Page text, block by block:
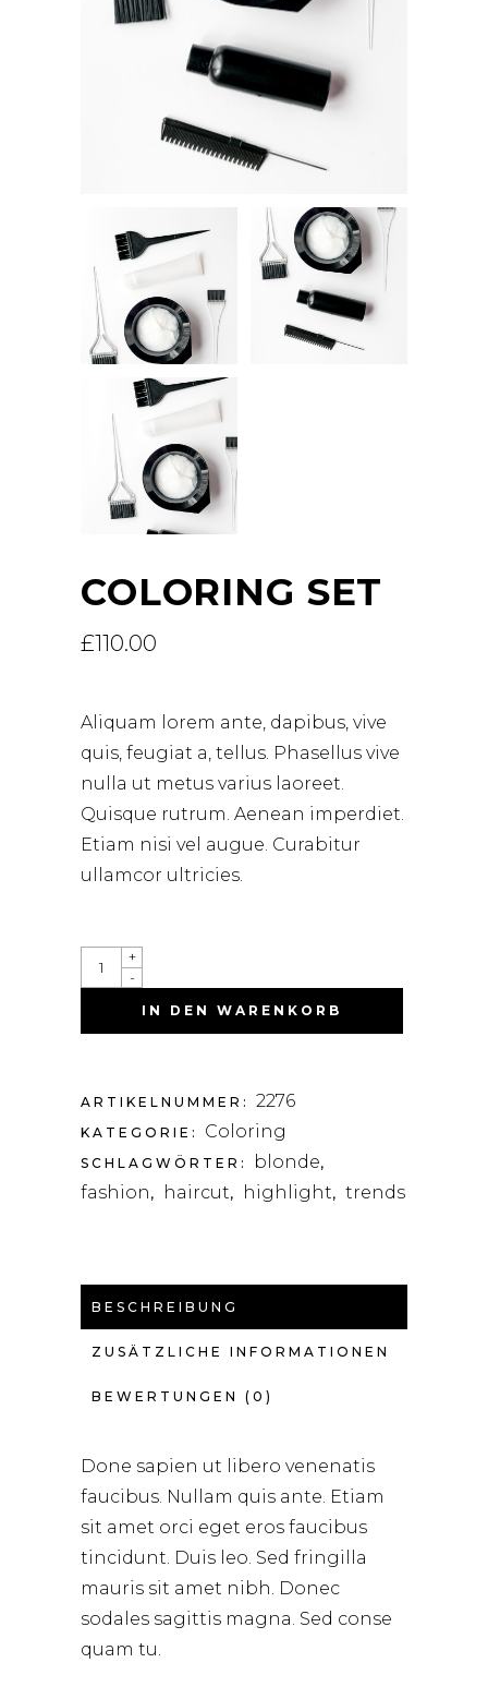
COLORING SET
£110.00
Aliquam lorem ante, dapibus, vive
quis, feugiat a, tellus. Phasellus vive
nulla ut metus varius laoreet.
Quisque rutrum. Aenean imperdiet.
Etiam nisi vel augue. Curabitur
ullamcor ultricies.
COLORING
SET
QUANTITY
-
+
IN DEN WARENKORB
ARTIKELNUMMER: 2276
KATEGORIE: Coloring
SCHLAGWÖRTER: blonde,
fashion , haircut, highlight, trends
BESCHREIBUNG
ZUSÄTZLICHE INFORMATIONEN
BEWERTUNGEN (0)
Done sapien ut libero venenatis
faucibus. Nullam quis ante. Etiam
sit amet orci eget eros faucibus
tincidunt. Duis leo. Sed fringilla
mauris sit amet nibh. Donec
sodales sagittis magna. Sed conse
quam tu.